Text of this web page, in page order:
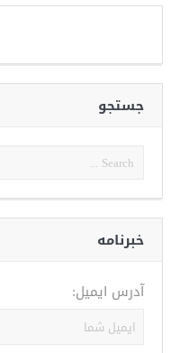
جستجو
خبرنامه
آدرس ایمیل: